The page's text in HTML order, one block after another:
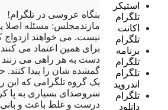
استیکر
تلگرام
اکانت
تلگرام
برنامه
تلگرام
تلگرام
اندروید
تلگرام
دانلود
بنگاه عروسی در تلگرام!
مازندمجلس: مسئله اصلا
نیست. می خواهند ازدواج
برای همین اعتماد می
دست به هر راهی می زنند
گمشده شان را پیدا کنند.
یک گروه تلگرامی که این
سروصدای بسیاری به پا
درست و غلط باعث و بانی